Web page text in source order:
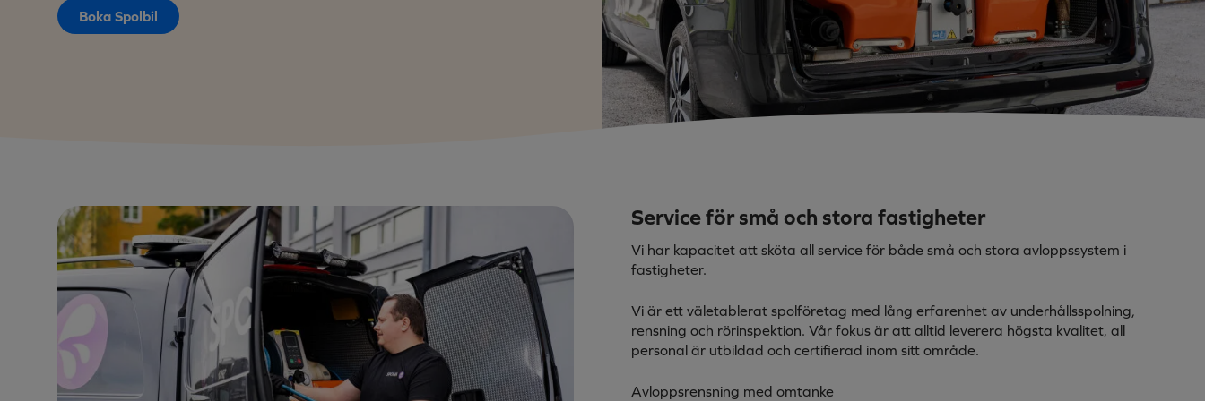
Boka Spolbil
Service för små och stora fastigheter
Vi har kapacitet att sköta all service för både små och stora avloppssystem i
fastigheter.
Vi är ett väletablerat spolföretag med lång erfarenhet av underhållsspolning,
rensning och rörinspektion. Vår fokus är att alltid leverera högsta kvalitet, all
personal är utbildad och certifierad inom sitt område.
Avloppsrensning med omtanke